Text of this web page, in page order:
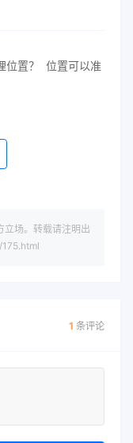
位置？ 位置可以准
立场。转载请注明出
1 条评论